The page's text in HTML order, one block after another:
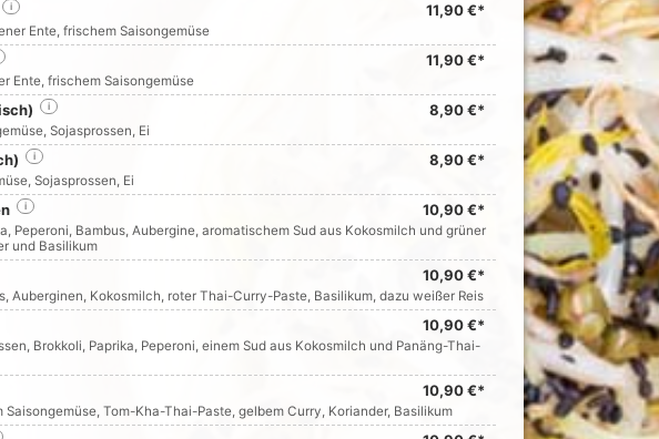
11,90 €*
i
Ente, frischem Saisongemüse
11,90 €*
Ente, frischem Saisongemüse
8,90 €*
i
Sojasprossen, Ei
8,90 €*
i
Sojasprossen, Ei
10,90 €*
i
Peperoni, Bambus, Aubergine, aromatischem Sud aus Kokosmilch und grüner
und Basilikum
10,90 €*
Auberginen, Kokosmilch, roter Thai-Curry-Paste, Basilikum, dazu weißer Reis
10,90 €*
Brokkoli, Paprika, Peperoni, einem Sud aus Kokosmilch und Panäng-Thai-
10,90 €*
Tom-Kha-Thai-Paste, gelbem Curry, Koriander, Basilikum